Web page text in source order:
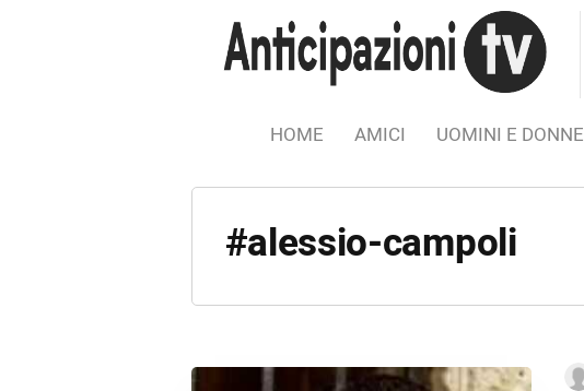
HOME AMICI UOMINI E DONNE
#alessio-campoli